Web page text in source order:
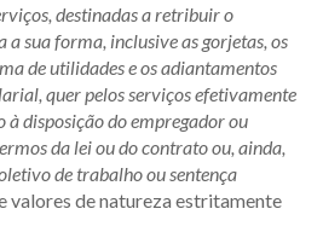
destinadas a retribuir o
a sua forma, inclusive as gorjetas, os
de utilidades e os adiantamentos
quer pelos serviços efetivamente
à disposição do empregador ou
da lei ou do contrato ou, ainda,
de trabalho ou sentença
valores de natureza estritamente